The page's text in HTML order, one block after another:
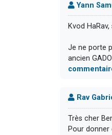
Yann
Kvod
Je ne porte
ancien
Rav
Très cher
Pour donner